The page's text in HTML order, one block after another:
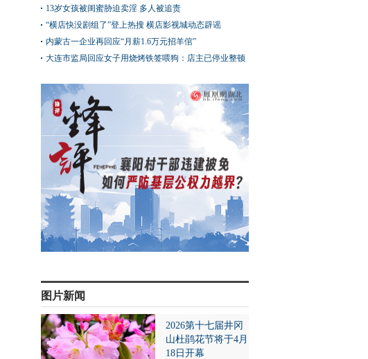
13岁女孩被闺蜜胁迫卖淫 多人被追责
“横店快没剧组了”登上热搜 横店影视城动态辟谣
内蒙古一企业再回应“月薪1.6万元招羊倌”
大连市监局回应女子用烧烤铁签喂狗：店主已停业整顿
图片新闻
2026第十七届井冈
山杜鹃花节将于4月
18日开幕